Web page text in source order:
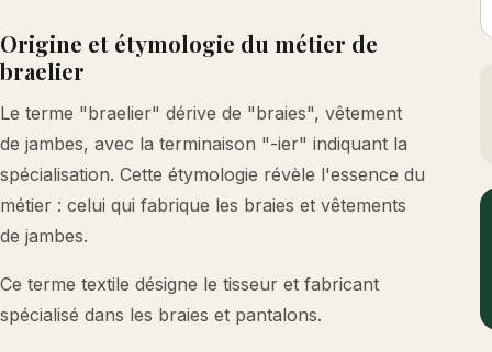
Origine et étymologie du métier de
braelier
Le terme "braelier" dérive de "braies", vêtement
de jambes, avec la terminaison "-ier" indiquant la
spécialisation. Cette étymologie révèle l'essence du
métier : celui qui fabrique les braies et vêtements
de jambes.
Ce terme textile désigne le tisseur et fabricant
spécialisé dans les braies et pantalons.